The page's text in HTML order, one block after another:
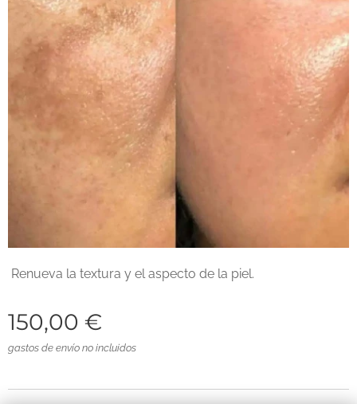
Renueva la textura y el aspecto de la piel.
150,00 €
gastos de envío no incluidos